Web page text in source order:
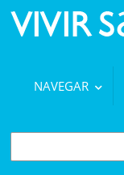
NAVEGAR
BUSCAR